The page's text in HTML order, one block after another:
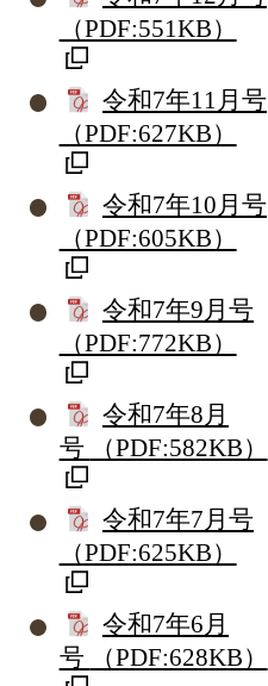
（PDF:551KB）
令和7年11月号
（PDF:627KB）
令和7年10月号
（PDF:605KB）
令和7年9月号
（PDF:772KB）
令和7年8月
号
（PDF:582KB）
令和7年7月号
（PDF:625KB）
令和7年6月
号
（PDF:628KB）